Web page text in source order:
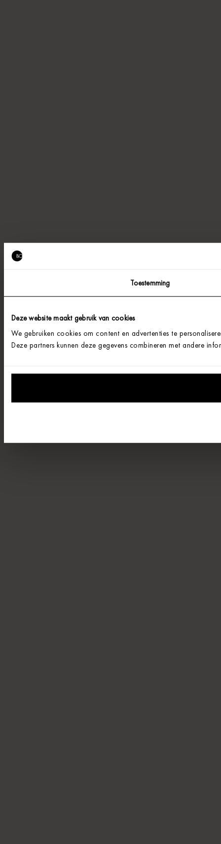
Toestemming
Deze website maakt gebruik van cookies
We gebruiken cookies om content en advertenties te
Deze partners kunnen deze gegevens combineren met andere